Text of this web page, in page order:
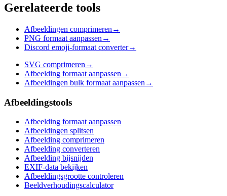
Gerelateerde tools
Afbeeldingen comprimeren →
PNG formaat aanpassen →
Discord emoji-formaat converter→
SVG comprimeren →
Afbeelding formaat aanpassen →
Afbeeldingen bulk formaat aanpassen →
Afbeeldingstools
Afbeelding formaat aanpassen
Afbeeldingen splitsen
Afbeelding comprimeren
Afbeelding converteren
Afbeelding bijsnijden
EXIF-data bekijken
Afbeeldingsgrootte controleren
Beeldverhoudingscalculator